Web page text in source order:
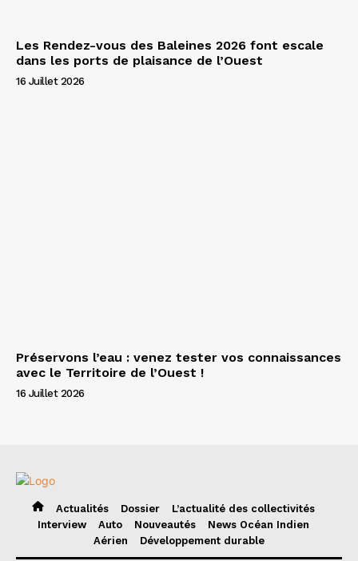
Les Rendez-vous des Baleines 2026 font escale
dans les ports de plaisance de l’Ouest
16 Juillet 2026
Préservons l’eau : venez tester vos connaissances
avec le Territoire de l’Ouest !
16 Juillet 2026
Actualités Dossier
L’actualité des collectivités
Interview
Auto Nouveautés
News Océan Indien
Aérien
Développement durable